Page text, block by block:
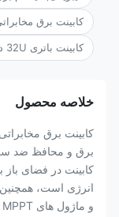
کابینت برق
کابینت باتری 32U در فضای باز ضد سرقت
خلاصه محصول
کابینت در فضای باز
انرژی است،